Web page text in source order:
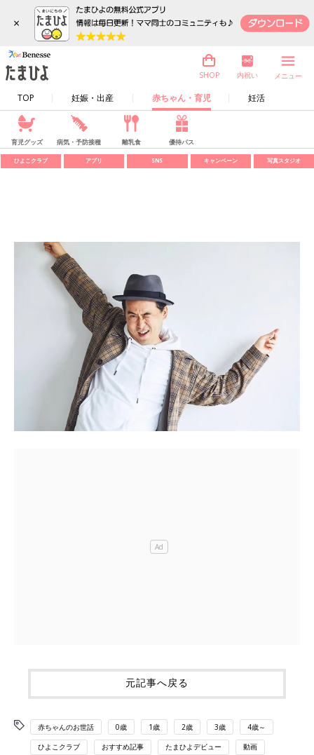
×
TOP 妊娠・出産 赤ちゃん・育児 妊活
SHOP 内祝い メニュー
育児グッズ 病気・予防接種 離乳食 優待パス
ひよこクラブ アプリ SNS キャンペーン 写真スタジオ
元記事へ戻る
赤ちゃんのお世話 0歳 1歳 2歳 3歳 4歳～
ひよこクラブ おすすめ記事 たまひよデビュー 動画